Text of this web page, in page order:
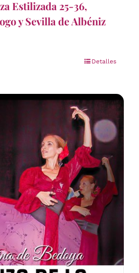
Estilizada 25-36,
y Sevilla de Albéniz
Detalles